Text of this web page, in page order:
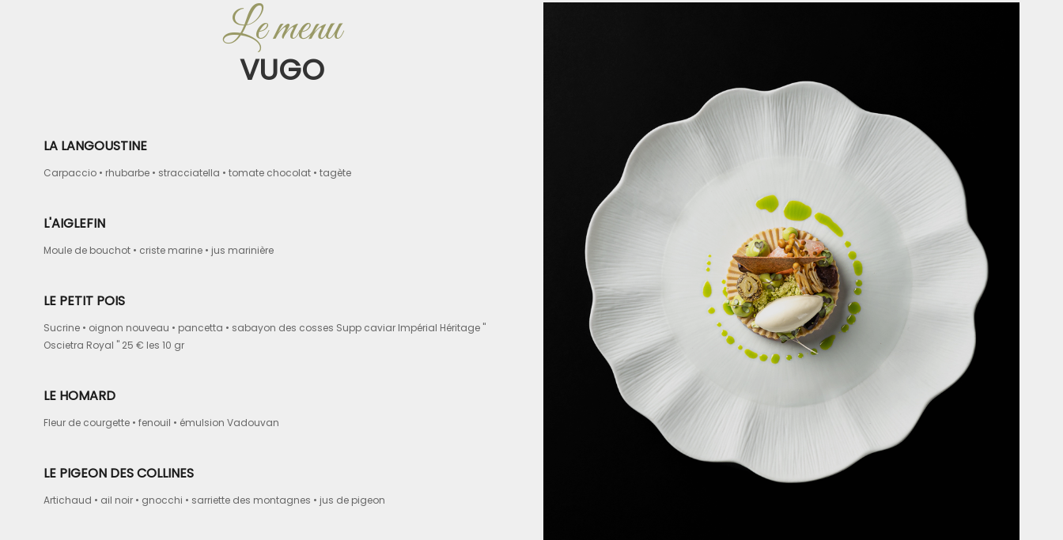
Le menu
VUGO
LA LANGOUSTINE
Carpaccio • rhubarbe • stracciatella • tomate chocolat • tagète
L'AIGLEFIN
Moule de bouchot • criste marine • jus marinière
LE PETIT POIS
Sucrine • oignon nouveau • pancetta • sabayon des cosses Supp caviar Impérial Héritage "
Oscietra Royal " 25 € les 10 gr
LE HOMARD
Fleur de courgette • fenouil • émulsion Vadouvan
LE PIGEON DES COLLINES
Artichaud • ail noir • gnocchi • sarriette des montagnes • jus de pigeon